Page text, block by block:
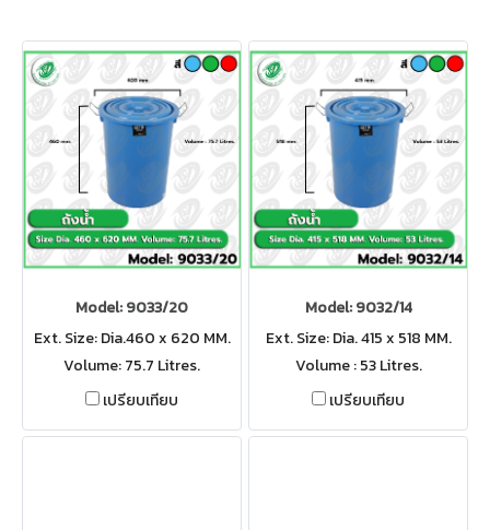
Model: 9033/20
Ext. Size: Dia.460 x 620 MM.
Volume: 75.7 Litres.
เปรียบเทียบ
Model: 9032/14
Ext. Size: Dia. 415 x 518 MM.
Volume : 53 Litres.
เปรียบเทียบ